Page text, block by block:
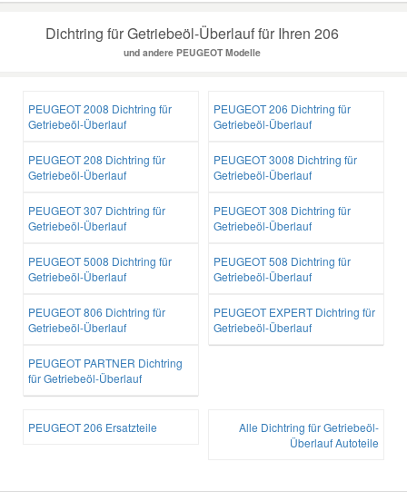
Dichtring für Getriebeöl-Überlauf für Ihren 206
und andere PEUGEOT Modelle
PEUGEOT 2008 Dichtring für
Getriebeöl-Überlauf
PEUGEOT 206 Dichtring für
Getriebeöl-Überlauf
PEUGEOT 208 Dichtring für
Getriebeöl-Überlauf
PEUGEOT 3008 Dichtring für
Getriebeöl-Überlauf
PEUGEOT 307 Dichtring für
Getriebeöl-Überlauf
PEUGEOT 308 Dichtring für
Getriebeöl-Überlauf
PEUGEOT 5008 Dichtring für
Getriebeöl-Überlauf
PEUGEOT 508 Dichtring für
Getriebeöl-Überlauf
PEUGEOT 806 Dichtring für
Getriebeöl-Überlauf
PEUGEOT EXPERT Dichtring für
Getriebeöl-Überlauf
PEUGEOT PARTNER Dichtring
für Getriebeöl-Überlauf
PEUGEOT 206 Ersatzteile
Alle Dichtring für Getriebeöl-
Überlauf Autoteile